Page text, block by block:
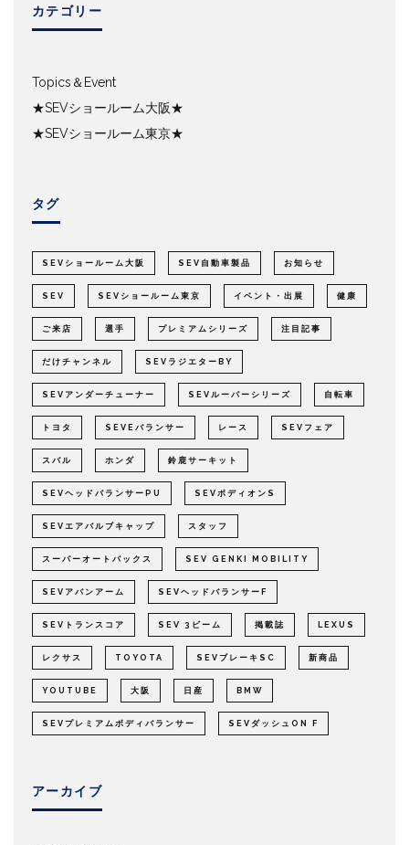
カテゴリー
Topics＆Event
★SEVショールーム大阪★
★SEVショールーム東京★
タグ
SEVショールーム大阪 SEV自動車製品 お知らせ
SEV SEVショールーム東京 イベント・出展 健康
ご来店 選手 プレミアムシリーズ 注目記事
だけチャンネル SEVラジエターBY
SEVアンダーチューナー SEVルーパーシリーズ 自転車
トヨタ SEVEバランサー レース SEVフェア
スバル ホンダ 鈴鹿サーキット
SEVヘッドバランサーPU SEVボディオンS
SEVエアバルブキャップ スタッフ
スーパーオートバックス SEV GENKI MOBILITY
SEVアバンアーム SEVヘッドバランサーF
SEVトランスコア SEV 3ビーム 掲載誌 LEXUS
レクサス TOYOTA SEVブレーキSC 新商品
YOUTUBE 大阪 日産 BMW
SEVプレミアムボディバランサー SEVダッシュON F
アーカイブ